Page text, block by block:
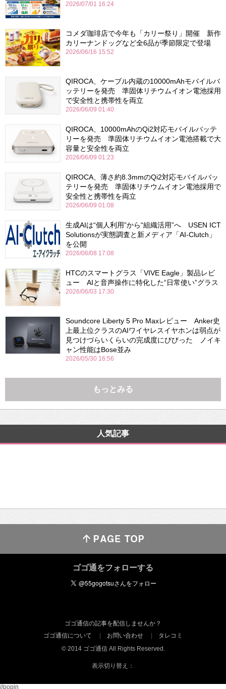
2026/07/01 16:24
コメダ珈琲店で今年も「カリー祭り」開催 新作
カリーナンドッグなど全6品が季節限定で登場
2026/06/16 15:52
QIROCA、ケーブル内蔵の10000mAhモバイルバ
ッテリーを発売 準固体リチウムイオン電池採用
で安全性と携帯性を両立
2026/06/09 01:40
QIROCA、10000mAhのQi2対応モバイルバッテ
リーを発売 準固体リチウムイオン電池搭載で大
容量と安全性を両立
2026/06/09 01:23
QIROCA、薄さ約8.3mmのQi2対応モバイルバッ
テリーを発売 準固体リチウムイオン電池採用で
安全性と携帯性を両立
2026/06/09 01:08
生成AIは“個人利用”から“組織活用”へ USEN ICT
Solutionsが実態調査と新メディア「AI-Clutch」
を公開
2026/06/08 17:08
HTCのスマートグラス「VIVE Eagle」製品レビ
ュー AIと音声操作に特化した“日常使い”グラス
2026/06/03 17:30
Soundcore Liberty 5 Pro Maxレビュー Anker史
上最上位クラスのAIワイヤレスイヤホンは弱点が
見つけづらいくらいの完成度にびびった ノイキ
ャン性能はBose並み
2026/05/30 16:56
もっとみる
人気記事
ゴゴ通をフォローする
ゴゴ通信の記事を配信しませんか？
ゴゴ通信について
お問い合わせ
タレコミ
© 2014 ゴゴ通信 All Rights Reserved.
表示切り替え：
//popin